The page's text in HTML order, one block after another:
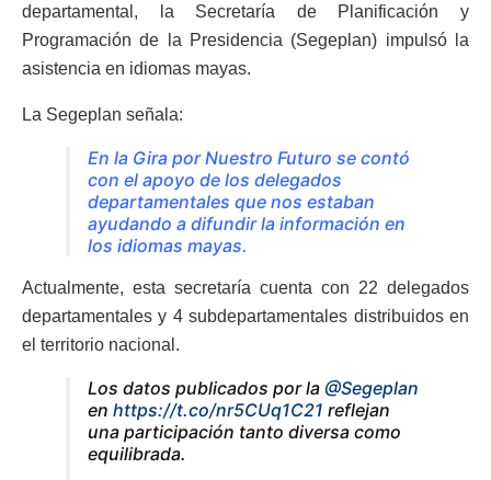
departamental, la Secretaría de Planificación y
Programación de la Presidencia (Segeplan) impulsó la
asistencia en idiomas mayas.
La Segeplan señala:
En la Gira por Nuestro Futuro se contó
con el apoyo de los delegados
departamentales que nos estaban
ayudando a difundir la información en
los idiomas mayas.
Actualmente, esta secretaría cuenta con 22 delegados
departamentales y 4 subdepartamentales distribuidos en
el territorio nacional.
Los datos publicados por la @Segeplan
en https://t.co/nr5CUq1C21 reflejan
una participación tanto diversa como
equilibrada.